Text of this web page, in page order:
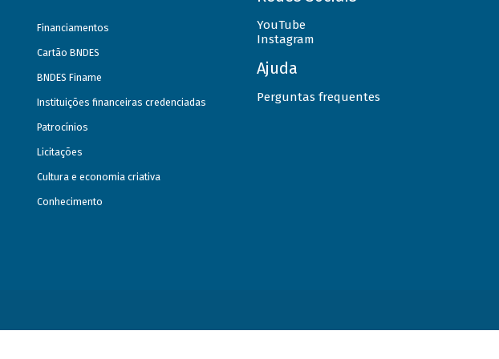
Financiamentos
Cartão BNDES
BNDES Finame
Instituições financeiras credenciadas
Patrocínios
Licitações
Cultura e economia criativa
Conhecimento
YouTube
Instagram
Ajuda
Perguntas frequentes